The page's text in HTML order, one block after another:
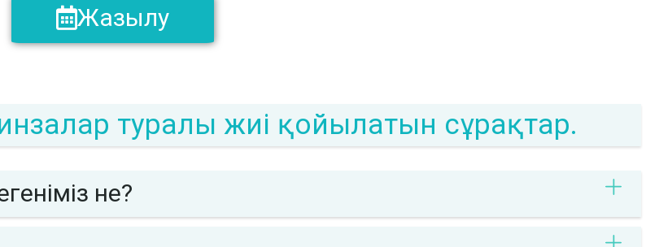
Жазылу
туралы жиі қойылатын сұрақтар.
не?